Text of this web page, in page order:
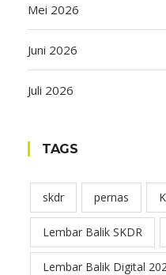
Mei 2026
Juni 2026
Juli 2026
TAGS
skdr pernas
Lembar Balik SKDR
Lembar Balik Digital